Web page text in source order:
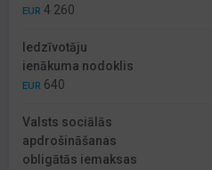
EUR 4 260
Iedzīvotāju
ienākuma nodoklis
EUR 640
Valsts sociālās
apdrošināšanas
obligātās iemaksas